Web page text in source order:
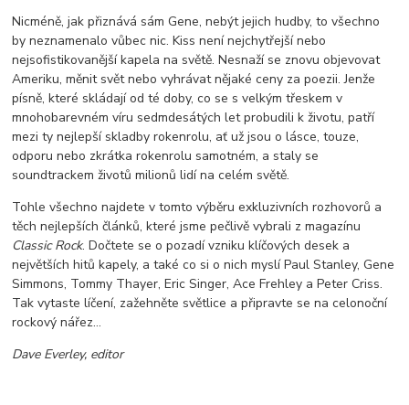
Nicméně, jak přiznává sám Gene, nebýt jejich hudby, to všechno
by neznamenalo vůbec nic. Kiss není nejchytřejší nebo
nejsofistikovanější kapela na světě. Nesnaží se znovu objevovat
Ameriku, měnit svět nebo vyhrávat nějaké ceny za poezii. Jenže
písně, které skládají od té doby, co se s velkým třeskem v
mnohobarevném víru sedmdesátých let probudili k životu, patří
mezi ty nejlepší skladby rokenrolu, ať už jsou o lásce, touze,
odporu nebo zkrátka rokenrolu samotném, a staly se
soundtrackem životů milionů lidí na celém světě.
Tohle všechno najdete v tomto výběru exkluzivních rozhovorů a
těch nejlepších článků, které jsme pečlivě vybrali z magazínu
Classic Rock. Dočtete se o pozadí vzniku klíčových desek a
největších hitů kapely, a také co si o nich myslí Paul Stanley, Gene
Simmons, Tommy Thayer, Eric Singer, Ace Frehley a Peter Criss.
Tak vytaste líčení, zažehněte světlice a připravte se na celonoční
rockový nářez…
Dave Everley, editor